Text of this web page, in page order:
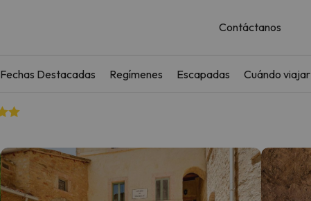
Contáctanos
Fechas Destacadas Regímenes Escapadas Cuándo viajar